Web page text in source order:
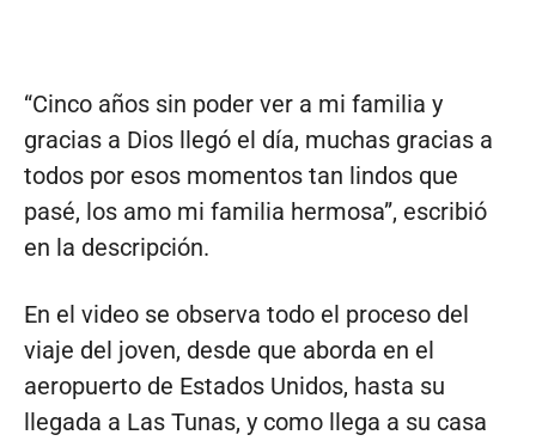
“Cinco años sin poder ver a mi familia y
gracias a Dios llegó el día, muchas gracias a
todos por esos momentos tan lindos que
pasé, los amo mi familia hermosa”, escribió
en la descripción.
En el video se observa todo el proceso del
viaje del joven, desde que aborda en el
aeropuerto de Estados Unidos, hasta su
llegada a Las Tunas, y como llega a su casa